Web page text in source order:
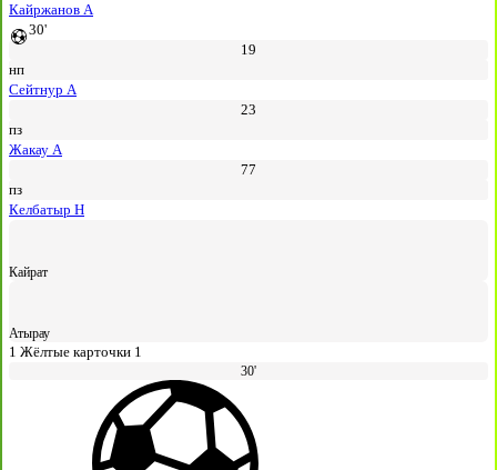
Кайржанов А
30'
19
нп
Сейтнур А
23
пз
Жакау А
77
пз
Келбатыр Н
Кайрат
Атырау
1 Жёлтые карточки 1
30'